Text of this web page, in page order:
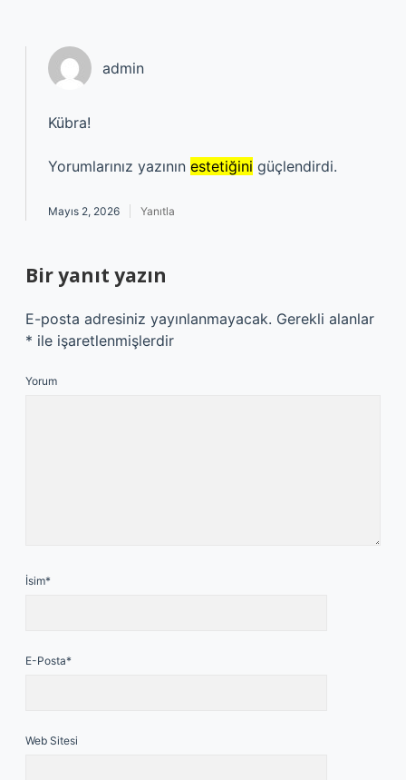
admin
Kübra!
Yorumlarınız yazının estetiğini güçlendirdi.
Mayıs 2, 2026 Yanıtla
Bir yanıt yazın
E-posta adresiniz yayınlanmayacak. Gerekli alanlar
* ile işaretlenmişlerdir
Yorum
İsim*
E-Posta*
Web Sitesi